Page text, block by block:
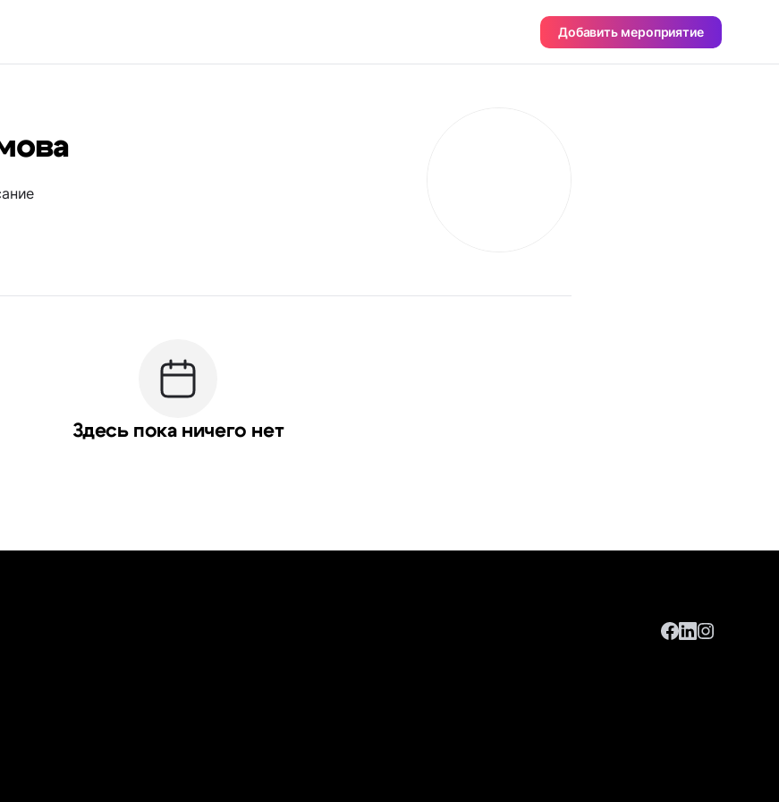
Добавить мероприятие
Здесь пока ничего нет